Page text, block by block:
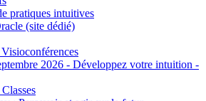
pratiques intuitives
(site dédié)
2026 - Développez votre intuition -